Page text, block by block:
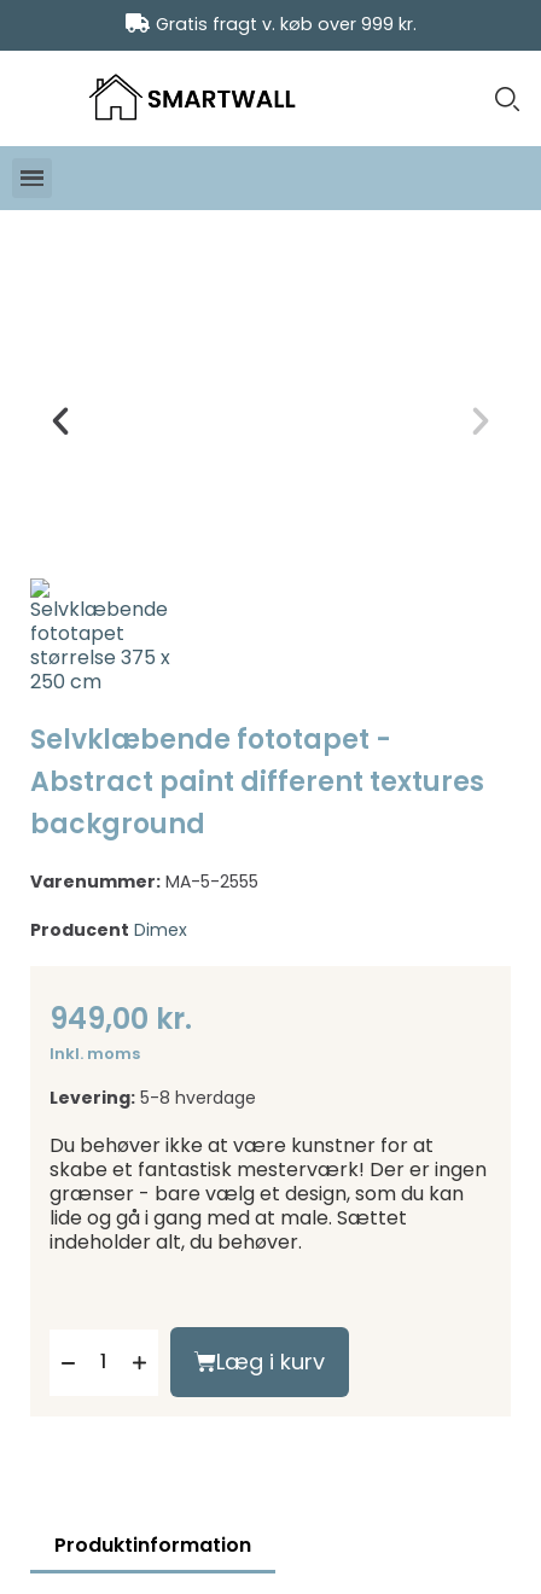
Gratis fragt v. køb over 999 kr.
Selvklæbende fototapet -
Abstract paint different textures
background
Varenummer: MA-5-2555
Producent Dimex
949,00 kr.
Inkl. moms
Levering: 5-8 hverdage
Du behøver ikke at være kunstner for at
skabe et fantastisk mesterværk! Der er ingen
grænser - bare vælg et design, som du kan
lide og gå i gang med at male. Sættet
indeholder alt, du behøver.
Læg i kurv
Produktinformation